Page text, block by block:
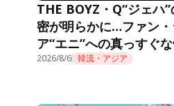
THE BOYZ・Q“ジェハ
密が明らかに…ファン
ア“エニ”への真っすぐ
に胸キュン＜推しデビュ
2026/8/6 韓流・アジア